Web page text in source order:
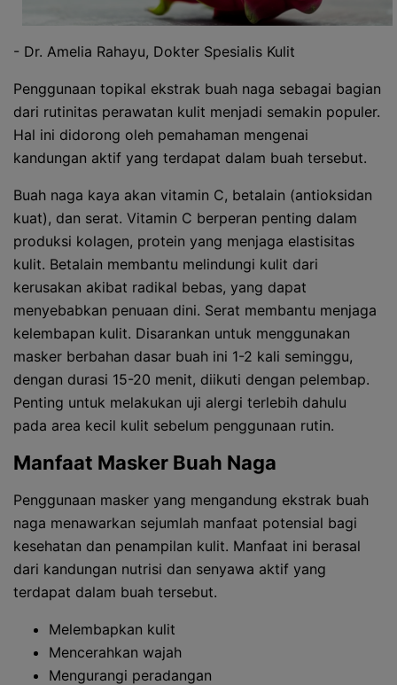
- Dr. Amelia Rahayu, Dokter Spesialis Kulit
Penggunaan topikal ekstrak buah naga sebagai bagian
dari rutinitas perawatan kulit menjadi semakin populer.
Hal ini didorong oleh pemahaman mengenai
kandungan aktif yang terdapat dalam buah tersebut.
Buah naga kaya akan vitamin C, betalain (antioksidan
kuat), dan serat. Vitamin C berperan penting dalam
produksi kolagen, protein yang menjaga elastisitas
kulit. Betalain membantu melindungi kulit dari
kerusakan akibat radikal bebas, yang dapat
menyebabkan penuaan dini. Serat membantu menjaga
kelembapan kulit. Disarankan untuk menggunakan
masker berbahan dasar buah ini 1-2 kali seminggu,
dengan durasi 15-20 menit, diikuti dengan pelembap.
Penting untuk melakukan uji alergi terlebih dahulu
pada area kecil kulit sebelum penggunaan rutin.
Manfaat Masker Buah Naga
Penggunaan masker yang mengandung ekstrak buah
naga menawarkan sejumlah manfaat potensial bagi
kesehatan dan penampilan kulit. Manfaat ini berasal
dari kandungan nutrisi dan senyawa aktif yang
terdapat dalam buah tersebut.
Melembapkan kulit
Mencerahkan wajah
Mengurangi peradangan